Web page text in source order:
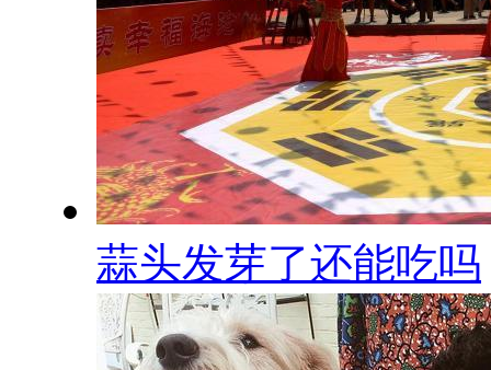
蒜头发芽了还能吃吗